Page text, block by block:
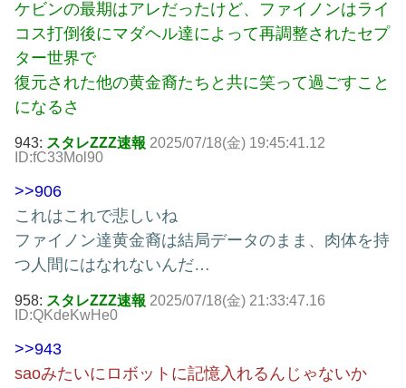
ケビンの最期はアレだったけど、ファイノンはライ
コス打倒後にマダヘル達によって再調整されたセプ
ター世界で
復元された他の黄金裔たちと共に笑って過ごすこと
になるさ
943: スタレZZZ速報 2025/07/18(金) 19:45:41.12
ID:fC33Mol90
>>906
これはこれで悲しいね
ファイノン達黄金裔は結局データのまま、肉体を持
つ人間にはなれないんだ…
958: スタレZZZ速報 2025/07/18(金) 21:33:47.16
ID:QKdeKwHe0
>>943
saoみたいにロボットに記憶入れるんじゃないか